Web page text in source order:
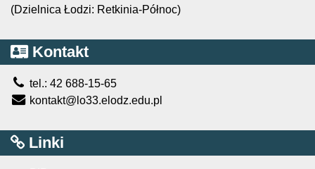
(Dzielnica Łodzi: Retkinia-Północ)
Kontakt
tel.: 42 688-15-65
kontakt@lo33.elodz.edu.pl
Linki